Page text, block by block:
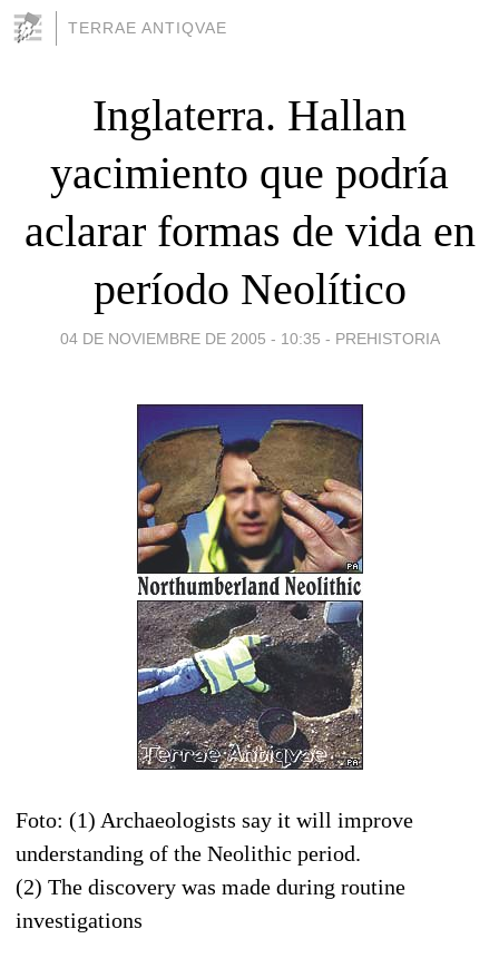
TERRAE ANTIQVAE
Inglaterra. Hallan
yacimiento que podría
aclarar formas de vida en
período Neolítico
04 DE NOVIEMBRE DE 2005 - 10:35 - PREHISTORIA
Foto: (1) Archaeologists say it will improve
understanding of the Neolithic period.
(2) The discovery was made during routine
investigations